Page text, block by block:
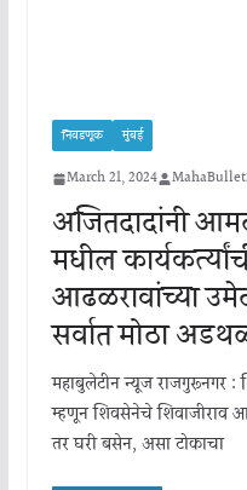
निवडणूक मुंबई
March 21, 2024
अजितदादांनी
मधील
आढळरावांच्या
सर्वात मोठा
महाबुलेटीन न्यूज राजगुरूनगर :
म्हणून शिवसेनेचे शिवाजीराव
तर घरी बसेन, असा टोकाचा